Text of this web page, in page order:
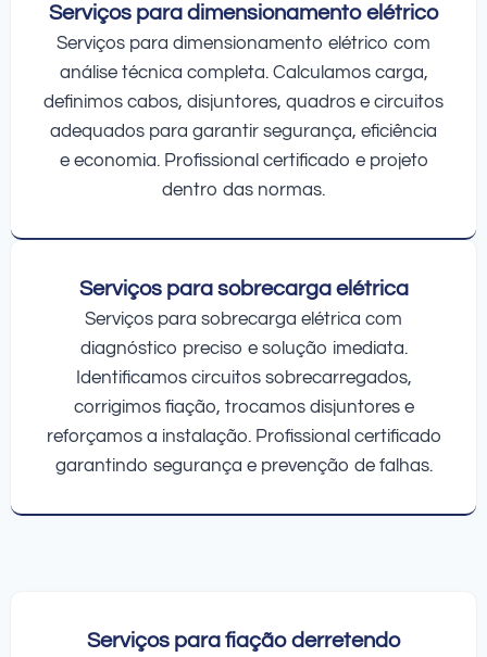
Serviços para dimensionamento elétrico
Serviços para dimensionamento elétrico com
análise técnica completa. Calculamos carga,
definimos cabos, disjuntores, quadros e circuitos
adequados para garantir segurança, eficiência
e economia. Profissional certificado e projeto
dentro das normas.
Serviços para sobrecarga elétrica
Serviços para sobrecarga elétrica com
diagnóstico preciso e solução imediata.
Identificamos circuitos sobrecarregados,
corrigimos fiação, trocamos disjuntores e
reforçamos a instalação. Profissional certificado
garantindo segurança e prevenção de falhas.
Serviços para fiação derretendo